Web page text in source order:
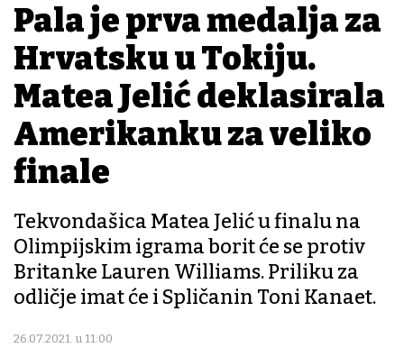
Pala je prva medalja za
Hrvatsku u Tokiju.
Matea Jelić deklasirala
Amerikanku za veliko
finale
Tekvondašica Matea Jelić u finalu na
Olimpijskim igrama borit će se protiv
Britanke Lauren Williams. Priliku za
odličje imat će i Spličanin Toni Kanaet.
26.07.2021. u 11:00